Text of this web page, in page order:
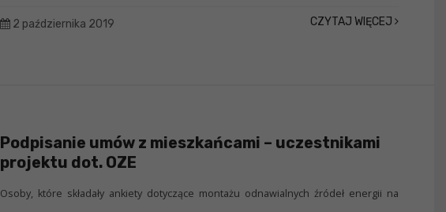
2 października 2019 CZYTAJ WIĘCEJ
Podpisanie umów z mieszkańcami – uczestnikami
projektu dot. OZE
Osoby, które składały ankiety dotyczące montażu odnawialnych źródeł energii na